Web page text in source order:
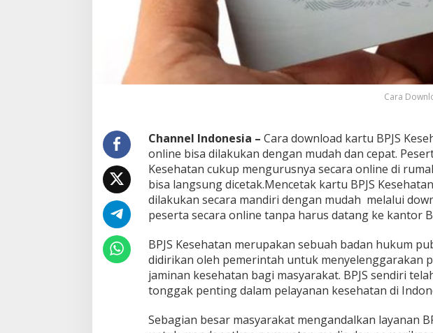
O
n
l
n
Cara
Channel Indonesia – Cara download kartu BPJS
online bisa dilakukan dengan mudah dan cepat.
Kesehatan cukup mengurusnya secara online di
bisa langsung dicetak.Mencetak kartu BPJS
dilakukan secara mandiri dengan mudah melalui
peserta secara online tanpa harus datang ke kantor
BPJS Kesehatan merupakan sebuah badan hukum
didirikan oleh pemerintah untuk menyelenggarakan
jaminan kesehatan bagi masyarakat. BPJS sendiri
tonggak penting dalam pelayanan kesehatan di
Sebagian besar masyarakat mengandalkan layanan